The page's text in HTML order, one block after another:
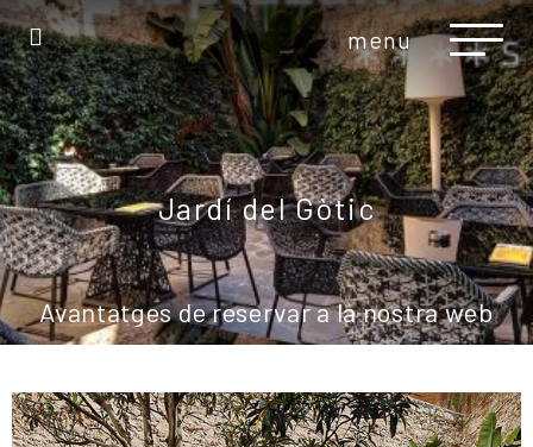
menu
Jardí del Gòtic
Avantatges de reservar a la nostra web